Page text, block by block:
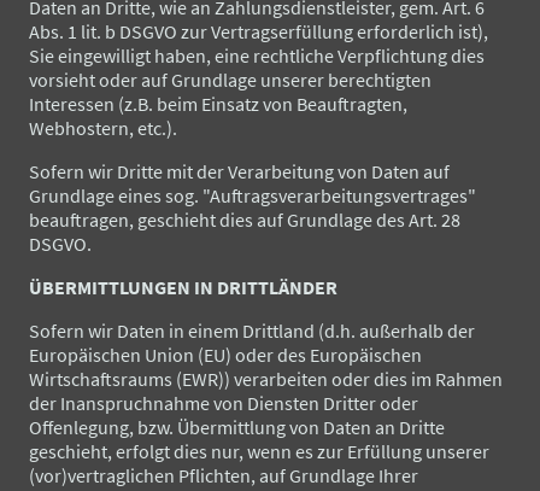
Daten an Dritte, wie an Zahlungsdienstleister, gem. Art. 6
Abs. 1 lit. b DSGVO zur Vertragserfüllung erforderlich ist),
Sie eingewilligt haben, eine rechtliche Verpflichtung dies
vorsieht oder auf Grundlage unserer berechtigten
Interessen (z.B. beim Einsatz von Beauftragten,
Webhostern, etc.).
Sofern wir Dritte mit der Verarbeitung von Daten auf
Grundlage eines sog. "Auftragsverarbeitungsvertrages"
beauftragen, geschieht dies auf Grundlage des Art. 28
DSGVO.
ÜBERMITTLUNGEN IN DRITTLÄNDER
Sofern wir Daten in einem Drittland (d.h. außerhalb der
Europäischen Union (EU) oder des Europäischen
Wirtschaftsraums (EWR)) verarbeiten oder dies im Rahmen
der Inanspruchnahme von Diensten Dritter oder
Offenlegung, bzw. Übermittlung von Daten an Dritte
geschieht, erfolgt dies nur, wenn es zur Erfüllung unserer
(vor)vertraglichen Pflichten, auf Grundlage Ihrer